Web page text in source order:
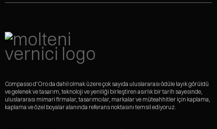
Compasso d'Oro da dahil olmak üzere çok sayıda uluslararası ödüle layık görüldü
ve gelenek ve tasarım, teknoloji ve yeniliği birleştiren asırlık bir tarih sayesinde,
uluslararası mimari firmalar, tasarımcılar, markalar ve müteahhitler için kaplama,
kaplama ve özel boyalar alanında referans noktasını temsil ediyoruz.